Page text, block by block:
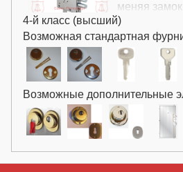
меняя замок.
4-й класс (высший)